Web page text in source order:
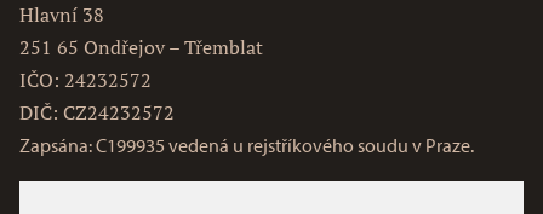
Hlavní 38
251 65 Ondřejov – Třemblat
IČO: 24232572
DIČ: CZ24232572
Zapsána: C199935 vedená u rejstříkového soudu v Praze.